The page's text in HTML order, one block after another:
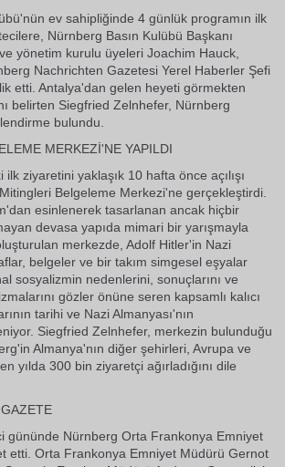
ev sahipliğinde 4 günlük programın ilk
Nürnberg Basın Kulübü Başkanı
yönetim kurulu üyeleri Joachim Hauck,
Nachrichten Gazetesi Yerel Haberler Şefi
etti. Antalya'dan gelen heyeti görmekten
belirten Siegfried Zelnhefer, Nürnberg
bulundu.
MERKEZİ'NE YAPILDI
ziyaretini yaklaşık 10 hafta önce açılışı
Belgeleme Merkezi'ne gerçekleştirdi.
esinlenerek tasarlanan ancak hiçbir
devasa yapıda mimari bir yarışmayla
merkezde, Adolf Hitler'in Nazi
belgeler ve bir takım simgesel eşyalar
sosyalizmin nedenlerini, sonuçlarını ve
gözler önüne seren kapsamlı kalıcı
tarihi ve Nazi Almanyası'nın
Siegfried Zelnhefer, merkezin bulunduğu
Almanya'nın diğer şehirleri, Avrupa ve
yılda 300 bin ziyaretçi ağırladığını dile
gününde Nürnberg Orta Frankonya Emniyet
etti. Orta Frankonya Emniyet Müdürü Gernot